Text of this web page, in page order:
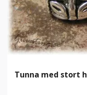
Tunna med stort